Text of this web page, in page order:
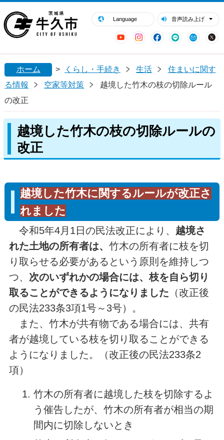
Language 音声読み上げ
YouTubeInstagram
Facebook
LINE Mail
閉じる
ホーム > くらし・手続き 生活
住まいに関す
る情報
空家等対策
越境した竹木の枝の切除ルール
の改正
越境した竹木の枝の切除ルールの
改正
越境した竹木に関するルールが改正さ
れました
令和5年4月1日の民法改正により、 越境さ
れた土地の所有者は、 竹木の所有者に枝を切
り取らせる必要があるという原則を維持しつ
つ、 次のいずれかの場合には、枝を自ら切り
取ることができるようになりました （改正後
の民法233条3項1号～3号）。
また、竹木が共有物である場合には、共有
者が越境している枝を切り取ることができる
ようになりました。（改正後の民法233条2
項）
⽵⽊の所有者に越境した枝を切除するよ
う催告したが、⽵⽊の所有者が相当の期
間内に切除しないとき